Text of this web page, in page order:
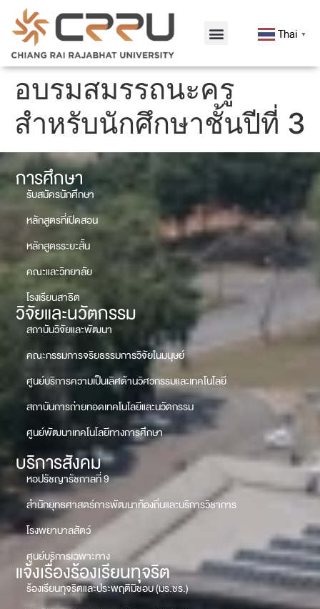
Thai ▼
อบรมสมรรถนะครู
สำหรับนักศึกษาชั้นปีที่ 3
การศึกษา
รับสมัครนักศึกษา
หลักสูตรที่เปิดสอน
หลักสูตรระยะสั้น
คณะและวิทยาลัย
โรงเรียนสาธิต
วิจัยและนวัตกรรม
สถาบันวิจัยและพัฒนา
คณะกรรมการจริยธรรมการวิจัยในมนุษย์
ศูนย์บริการความเป็นเลิศด้านวิศวกรรมและเทคโนโลยี
สถาบันการถ่ายทอดเทคโนโลยีและนวัตกรรม
ศูนย์พัฒนาเทคโนโลยีทางการศึกษา
บริการสังคม
หอปรัชญารัชกาลที่ 9
สำนักยุทธศาสตร์การพัฒนาท้องถิ่นและบริการวิชาการ
โรงพยาบาลสัตว์
ศูนย์บริการเฉพาะทาง
แจ้งเรื่องร้องเรียนทุจริต
ร้องเรียนทุจริตและประพฤติมิชอบ (มร.ชร.)